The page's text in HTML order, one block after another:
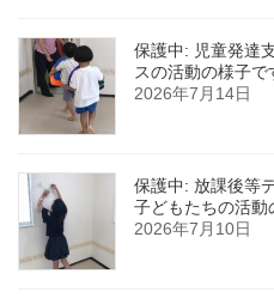
保護中: 児童発達
スの活動の様子で
2026年7月14日
保護中: 放課後等
子どもたちの活動
2026年7月10日